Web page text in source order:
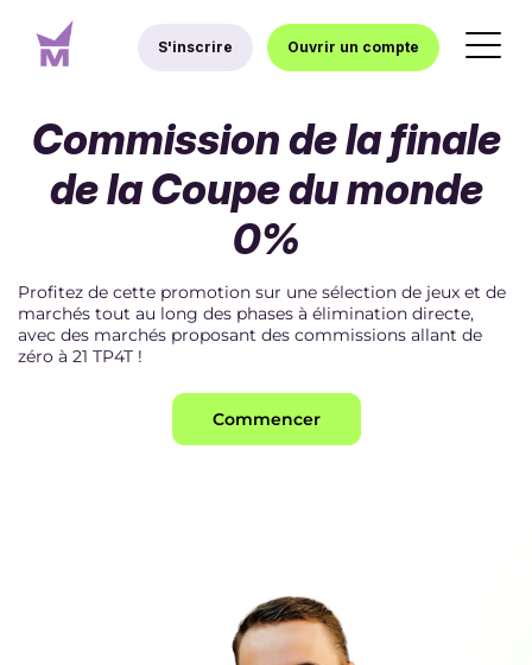
S'inscrire Ouvrir un compte
Commission de la finale
de la Coupe du monde
0%
Profitez de cette promotion sur une sélection de jeux et de
marchés tout au long des phases à élimination directe,
avec des marchés proposant des commissions allant de
zéro à 21 TP4T !
Commencer